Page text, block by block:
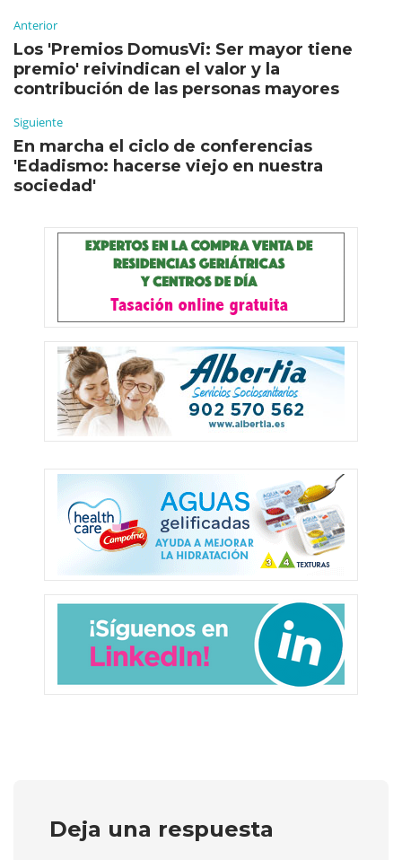
Anterior
Los 'Premios DomusVi: Ser mayor tiene
premio' reivindican el valor y la
contribución de las personas mayores
Siguiente
En marcha el ciclo de conferencias
'Edadismo: hacerse viejo en nuestra
sociedad'
Deja una respuesta